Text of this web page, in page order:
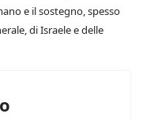
e il sostegno, spesso
di Israele e delle